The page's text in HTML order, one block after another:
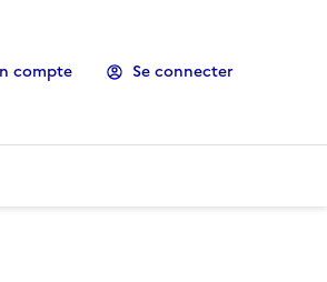
compte Se connecter